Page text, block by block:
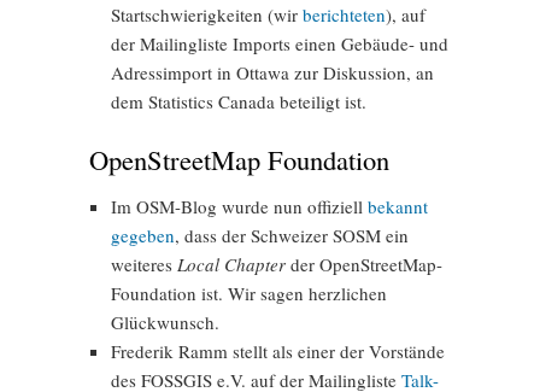
Startschwierigkeiten (wir berichteten), auf
der Mailingliste Imports einen Gebäude- und
Adressimport in Ottawa zur Diskussion, an
dem Statistics Canada beteiligt ist.
OpenStreetMap Foundation
Im OSM-Blog wurde nun offiziell bekannt
gegeben, dass der Schweizer SOSM ein
weiteres Local Chapter der OpenStreetMap-
Foundation ist. Wir sagen herzlichen
Glückwunsch.
Frederik Ramm stellt als einer der Vorstände
des FOSSGIS e.V. auf der Mailingliste Talk-